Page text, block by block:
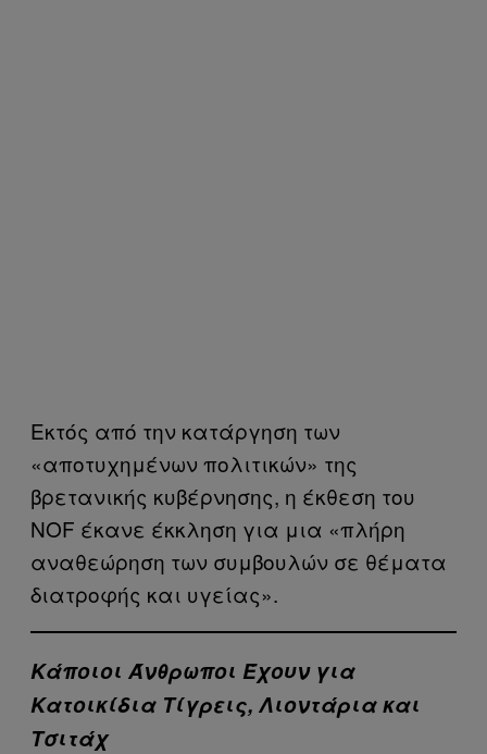
Εκτός από την κατάργηση των
«αποτυχημένων πολιτικών» της
βρετανικής κυβέρνησης, η έκθεση του
NOF έκανε έκκληση για μια «πλήρη
αναθεώρηση των συμβουλών σε θέματα
διατροφής και υγείας».
Κάποιοι Άνθρωποι Έχουν για
Κατοικίδια Τίγρεις, Λιοντάρια και
Τσιτάχ